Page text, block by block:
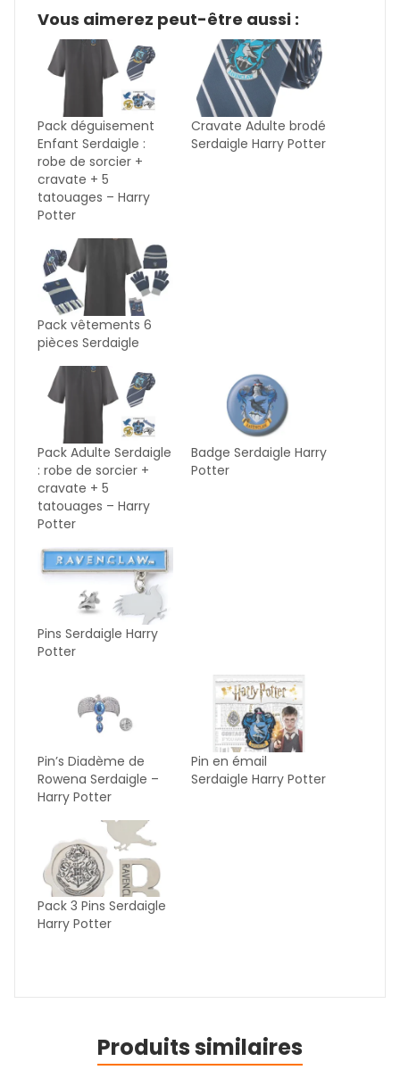
Vous aimerez peut-être aussi :
Pack déguisement
Enfant Serdaigle :
robe de sorcier +
cravate + 5
tatouages – Harry
Potter
Cravate Adulte brodé
Serdaigle Harry Potter
Pack vêtements 6
pièces Serdaigle
Pack Adulte Serdaigle
: robe de sorcier +
cravate + 5
tatouages – Harry
Potter
Badge Serdaigle Harry
Potter
Pins Serdaigle Harry
Potter
Pin’s Diadème de
Rowena Serdaigle –
Harry Potter
Pin en émail
Serdaigle Harry Potter
Pack 3 Pins Serdaigle
Harry Potter
Produits similaires